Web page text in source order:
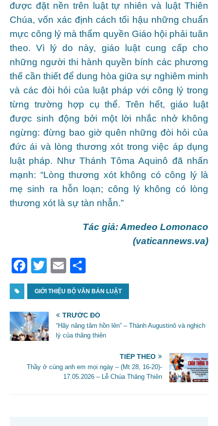
được đặt nền trên luật tự nhiên và luật Thiên
Chúa, vốn xác định cách tối hậu những chuẩn
mực công lý mà thẩm quyền Giáo hội phải tuân
theo. Vì lý do này, giáo luật cung cấp cho
những người thi hành quyền bính các phương
thế cần thiết để dung hòa giữa sự nghiêm minh
và các đòi hỏi của luật pháp với công lý trong
từng trường hợp cụ thể. Trên hết, giáo luật
được sinh động bởi một lời nhắc nhở không
ngừng: đừng bao giờ quên những đòi hỏi của
đức ái và lòng thương xót trong việc áp dụng
luật pháp. Như Thánh Tôma Aquinô đã nhấn
mạnh: “Lòng thương xót không có công lý là
mẹ sinh ra hỗn loạn; công lý không có lòng
thương xót là sự tàn nhẫn.”
Tác giả: Amedeo Lomonaco
(vaticannews.va)
F
a
c
e
b
o
o
k
T
w
itt
er
E
m
ai
l
h
ar
e
GIỚI THIỆU BỘ VĂN BẢN LUẬT
TRƯỚC ĐÓ
“Hãy nâng tâm hồn lên” – Thánh Augustinô và nghịch
lý của thăng thiên
TIẾP THEO
Thầy ở cùng anh em mọi ngày – (Mt 28, 16-20)-
17.05.2026 – Lễ Chúa Thăng Thiên